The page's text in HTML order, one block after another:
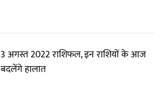
3 अगस्त 2022 राशिफल, इन राशियों के आज
बदलेंगे हालात